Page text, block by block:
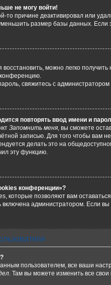
не могу войти!
то причине деактивировал или
размер базы данных. Если
восстановить, можно легко
свяжитесь с
повторять ввод имени и
Запомнить меня, вы сможете
записью. Для того чтобы вам
делать это на
эту функцию.
конференции»?
которые позволяют вам
включена администратором. Если
пользователем, все ваши
. Там вы можете изменить все